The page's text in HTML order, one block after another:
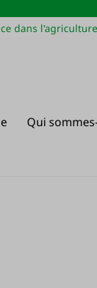
dans l'agriculture
0 articles dans
Qui